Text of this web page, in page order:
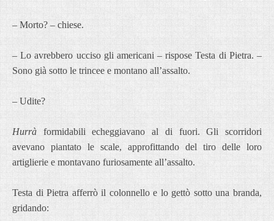
– Morto? – chiese.
– Lo avrebbero ucciso gli americani – rispose Testa di Pietra. –
Sono già sotto le trincee e montano all’assalto.
– Udite?
Hurrà formidabili echeggiavano al di fuori. Gli scorridori
avevano piantato le scale, approfittando del tiro delle loro
artiglierie e montavano furiosamente all’assalto.
Testa di Pietra afferrò il colonnello e lo gettò sotto una branda,
gridando: